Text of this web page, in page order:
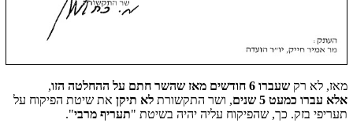
מאז, לא רק שעברו 6 חודשים מאז שהשר חתם על ההחלטה הזו
,
אלא עברו כמעט 5 שנים , ושר התקשורת לא תיקן את שיטת הפיקוח על
תעריפי בזק. כך, שהפיקוח עליה יהיה בשיטת "תעריף מרבי".